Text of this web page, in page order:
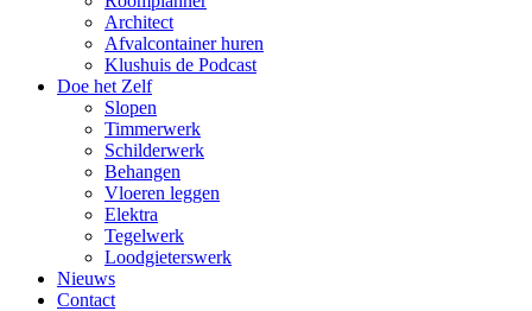
Architect
Afvalcontainer huren
Klushuis de Podcast
Doe het Zelf
Slopen
Timmerwerk
Schilderwerk
Behangen
Vloeren leggen
Elektra
Tegelwerk
Loodgieterswerk
Nieuws
Contact